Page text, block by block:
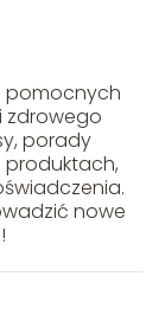
pomocnych
zdrowego
porady
nowe